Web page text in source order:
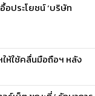
อประโยชน์ ‘บริษัท
ห้ใช้คลื่นมือถือฯ หลัง